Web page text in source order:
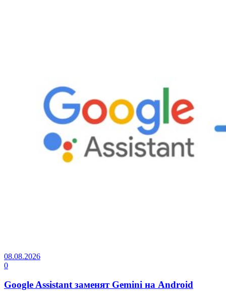
08.08.2026
0
Google Assistant заменят Gemini на Android